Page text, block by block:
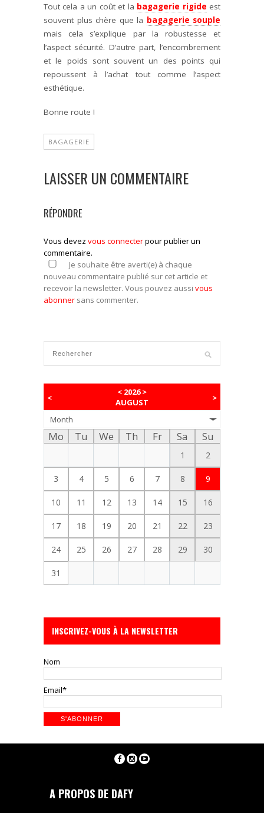
Tout cela a un coût et la bagagerie rigide est
souvent plus chère que la bagagerie souple
mais cela s’explique par la robustesse et
l’aspect sécurité. D’autre part, l’encombrement
et le poids sont souvent un des points qui
repoussent à l’achat tout comme l’aspect
esthétique.
Bonne route !
BAGAGERIE
LAISSER UN COMMENTAIRE
RÉPONDRE
Vous devez vous connecterpour publier un
commentaire.
Je souhaite être averti(e) à chaque
nouveau commentaire publié sur cet article et
recevoir la newsletter. Vous pouvez aussi vous
abonner sans commenter.
<
< 2026>
AUGUST
>
Month
Mo Tu We Th Fr Sa Su
1 2
3 4 5 6 7 8 9
10 11 12 13 14 15 16
17 18 19 20 21 22 23
24 25 26 27 28 29 30
31
INSCRIVEZ-VOUS À LA NEWSLETTER
Nom
Email*
A PROPOS DE DAFY